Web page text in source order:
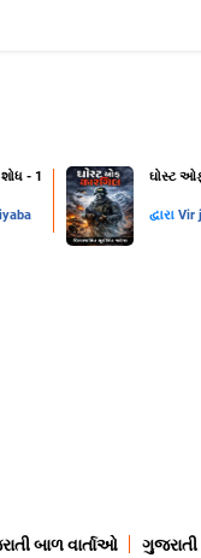
- 1 ઘોસ્ટ
દ્વારા Vir
બાળ વાર્તાઓ